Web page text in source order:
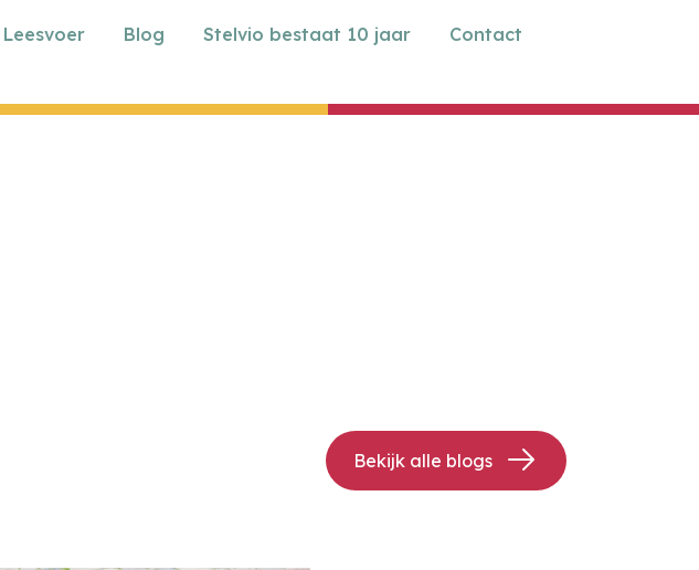
Leesvoer Blog Stelvio bestaat 10 jaar Contact
Bekijk alle blogs